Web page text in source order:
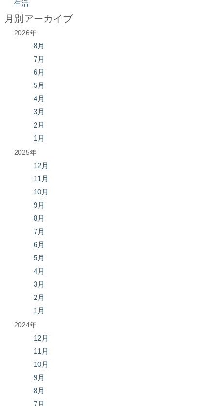
生活
月別アーカイブ
2026年
8月
7月
6月
5月
4月
3月
2月
1月
2025年
12月
11月
10月
9月
8月
7月
6月
5月
4月
3月
2月
1月
2024年
12月
11月
10月
9月
8月
7月